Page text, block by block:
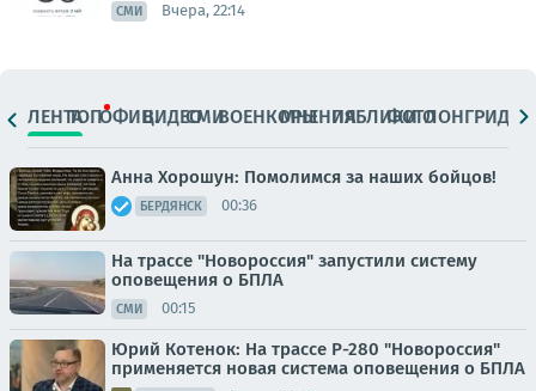
СМИ Вчера, 22:14
ЛЕНТАТОПОФИЦ.ВИДЕОСМИВОЕНКОРЫМНЕНИЯПАБЛИКИ
ФОТОЛОНГРИДЫ
Анна Хорошун: Помолимся за наших бойцов!
БЕРДЯНСК 00:36
На трассе "Новороссия" запустили систему
оповещения о БПЛА
СМИ 00:15
Юрий Котенок: На трассе Р-280 "Новороссия"
применяется новая система оповещения о БПЛА